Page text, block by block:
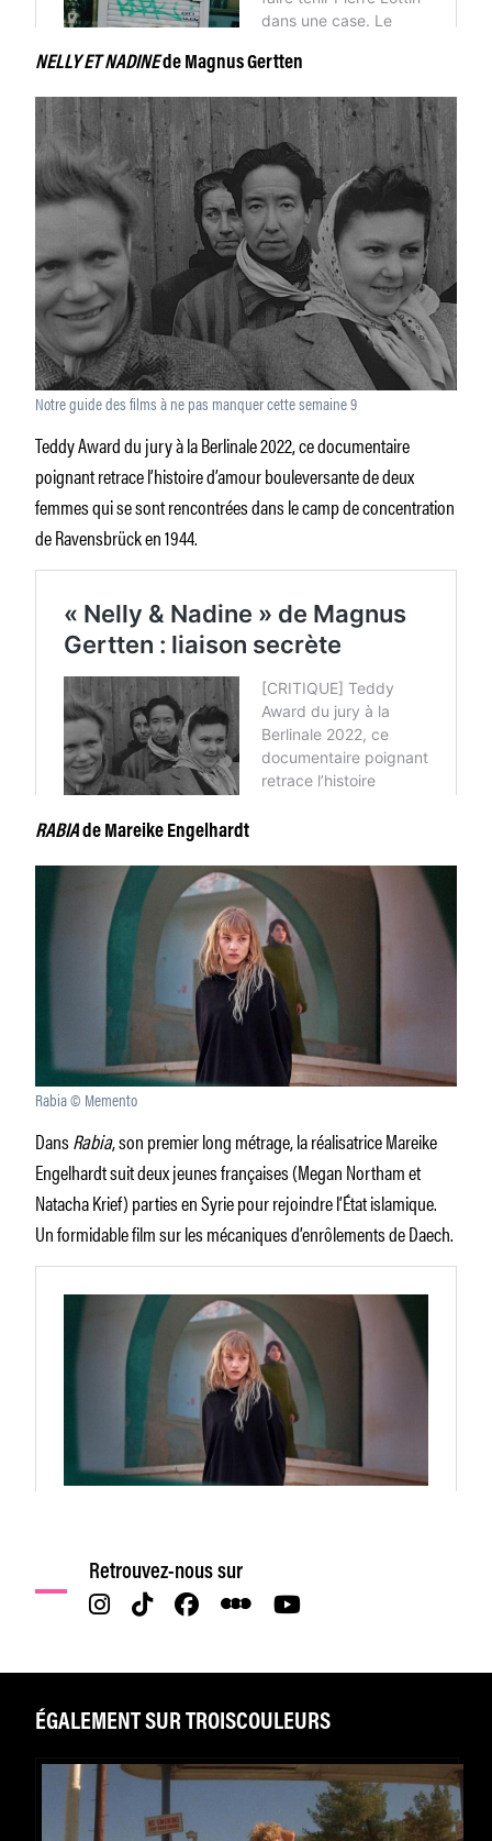
NELLY ET NADINEde Magnus Gertten
Notre guide des films à ne pas manquer cette semaine 9
Teddy Award du jury à la Berlinale 2022, ce documentaire
poignant retrace l’histoire d’amour bouleversante de deux
femmes qui se sont rencontrées dans le camp de concentration
de Ravensbrück en 1944.
RABIAde Mareike Engelhardt
Rabia © Memento
DansRabia, son premier long métrage, la réalisatrice Mareike
Engelhardt suit deux jeunes françaises (Megan Northam et
Natacha Krief) parties en Syrie pour rejoindre l’État islamique.
Un formidable film sur les mécaniques d’enrôlements de Daech.
Retrouvez-nous sur
ÉGALEMENT SUR TROISCOULEURS